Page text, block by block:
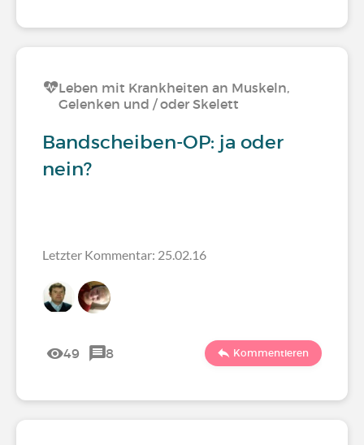
Leben mit Krankheiten an Muskeln,
Gelenken und / oder Skelett
Bandscheiben-OP: ja oder
nein?
Letzter Kommentar: 25.02.16
49 8 Kommentieren